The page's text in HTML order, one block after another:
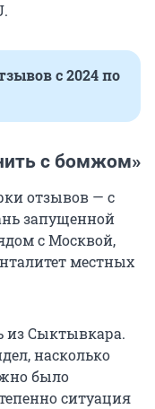
с 2024 по
с бомжом»
отзывов — с
запущенной
с Москвой,
местных
из Сыктывкара.
насколько
было
ситуация